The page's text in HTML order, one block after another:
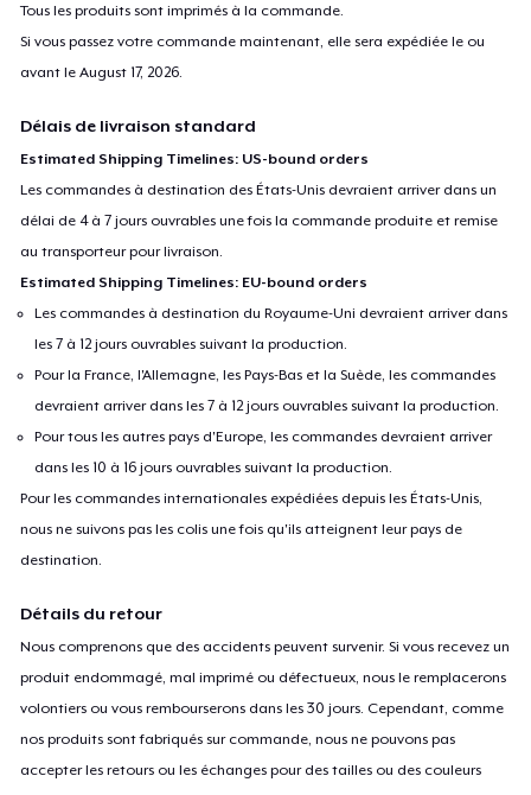
Tous les produits sont imprimés à la commande.
Si vous passez votre commande maintenant, elle sera expédiée le ou
avant leAugust 17, 2026
Délais de livraison standard
Estimated Shipping Timelines: US-bound orders
Les commandes à destination des États-Unis devraient arriver dans un
délai de 4 à 7 jours ouvrables une fois la commande produite et remise
au transporteur pour livraison.
Estimated Shipping Timelines: EU-bound orders
Les commandes à destination du Royaume-Uni devraient arriver dans
les 7 à 12 jours ouvrables suivant la production.
Pour la France, l'Allemagne, les Pays-Bas et la Suède, les commandes
devraient arriver dans les 7 à 12 jours ouvrables suivant la production.
Pour tous les autres pays d'Europe, les commandes devraient arriver
dans les 10 à 16 jours ouvrables suivant la production.
Pour les commandes internationales expédiées depuis les États-Unis,
nous ne suivons pas les colis une fois qu'ils atteignent leur pays de
destination.
Détails du retour
Nous comprenons que des accidents peuvent survenir. Si vous recevez un
produit endommagé, mal imprimé ou défectueux, nous le remplacerons
volontiers ou vous rembourserons dans les 30 jours. Cependant, comme
nos produits sont fabriqués sur commande, nous ne pouvons pas
accepter les retours ou les échanges pour des tailles ou des couleurs